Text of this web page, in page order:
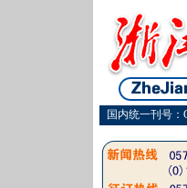
国内统一刊号：